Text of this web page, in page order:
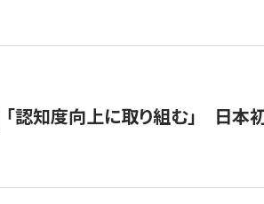
認知度向上に取り組む」 日本